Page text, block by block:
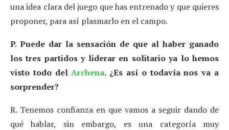
una idea clara del juego que has entrenado y que quieres
proponer, para así plasmarlo en el campo.
P. Puede dar la sensación de que al haber ganado
los tres partidos y liderar en solitario ya lo hemos
visto todo delArchena. ¿Es así o todavía nos va a
sorprender?
R. Tenemos confianza en que vamos a seguir dando de
qué hablar, sin embargo, es una categoría muy